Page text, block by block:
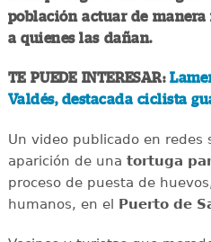
población actuar de
a quienes las dañan.
TE PUEDE INTERESAR:
Valdés, destacada ciclista
Un video publicado en redes
aparición de una tortuga
proceso de puesta de
humanos, en el Puerto de